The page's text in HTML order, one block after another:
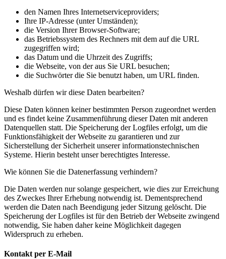
den Namen Ihres Internetserviceproviders;
Ihre IP-Adresse (unter Umständen);
die Version Ihrer Browser-Software;
das Betriebssystem des Rechners mit dem auf die URL
zugegriffen wird;
das Datum und die Uhrzeit des Zugriffs;
die Webseite, von der aus Sie URL besuchen;
die Suchwörter die Sie benutzt haben, um URL finden.
Weshalb dürfen wir diese Daten bearbeiten?
Diese Daten können keiner bestimmten Person zugeordnet werden
und es findet keine Zusammenführung dieser Daten mit anderen
Datenquellen statt. Die Speicherung der Logfiles erfolgt, um die
Funktionsfähigkeit der Webseite zu garantieren und zur
Sicherstellung der Sicherheit unserer informationstechnischen
Systeme. Hierin besteht unser berechtigtes Interesse.
Wie können Sie die Datenerfassung verhindern?
Die Daten werden nur solange gespeichert, wie dies zur Erreichung
des Zweckes Ihrer Erhebung notwendig ist. Dementsprechend
werden die Daten nach Beendigung jeder Sitzung gelöscht. Die
Speicherung der Logfiles ist für den Betrieb der Webseite zwingend
notwendig, Sie haben daher keine Möglichkeit dagegen
Widerspruch zu erheben.
Kontakt per E-Mail